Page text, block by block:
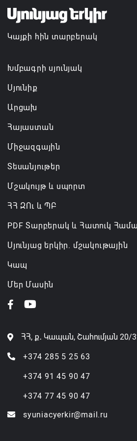
Կապան քաղաքում ավարտին է
համայնքապետարանի
իրականացված ևս մեկ ծրագիր
Ինչո՞ւ է Հաջիևն ավելի վստահ,
Սուրեն Սուրենյանց
06.08.2026 11:57
Կայքի հին տարբերակ
Խմբագրի սյունյակ
Սյունիք
Արցախ
Հայաստան
Միջազգային
Տեսանյութեր
Մշակույթ և սպորտ
ՀՀ ԶՈւ և ՊԲ
PDF Տարբերակ և Հատուկ
Սյունյաց երկիր. մշակութային
Կապ
Մեր Մասին
ՀՀ, ք․ Կապան, Շահումյան 20/
+374 285 5 25 63
+374 91 45 90 47
+374 77 45 90 47
syuniacyerkir@mail.ru